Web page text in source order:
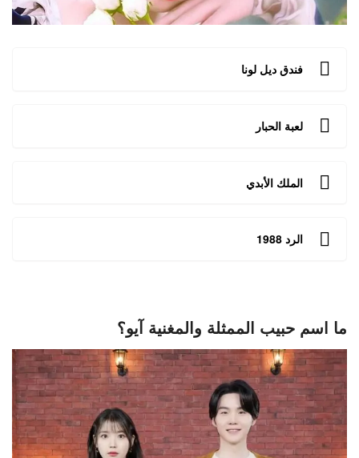
فندق ديل لونا
لعبة الحبار
الملك الأبدي
الرد 1988
ما اسم حبيب الممثلة والمغنية آيو؟